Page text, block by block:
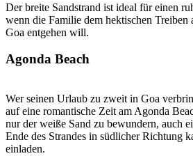
Der breite Sandstrand ist ideal für einen
wenn die Familie dem hektischen Treiben
Goa entgehen will.
Agonda Beach
Wer seinen Urlaub zu zweit in Goa
auf eine romantische Zeit am Agonda
nur der weiße Sand zu bewundern, auch
Ende des Strandes in südlicher Richtung
einladen.